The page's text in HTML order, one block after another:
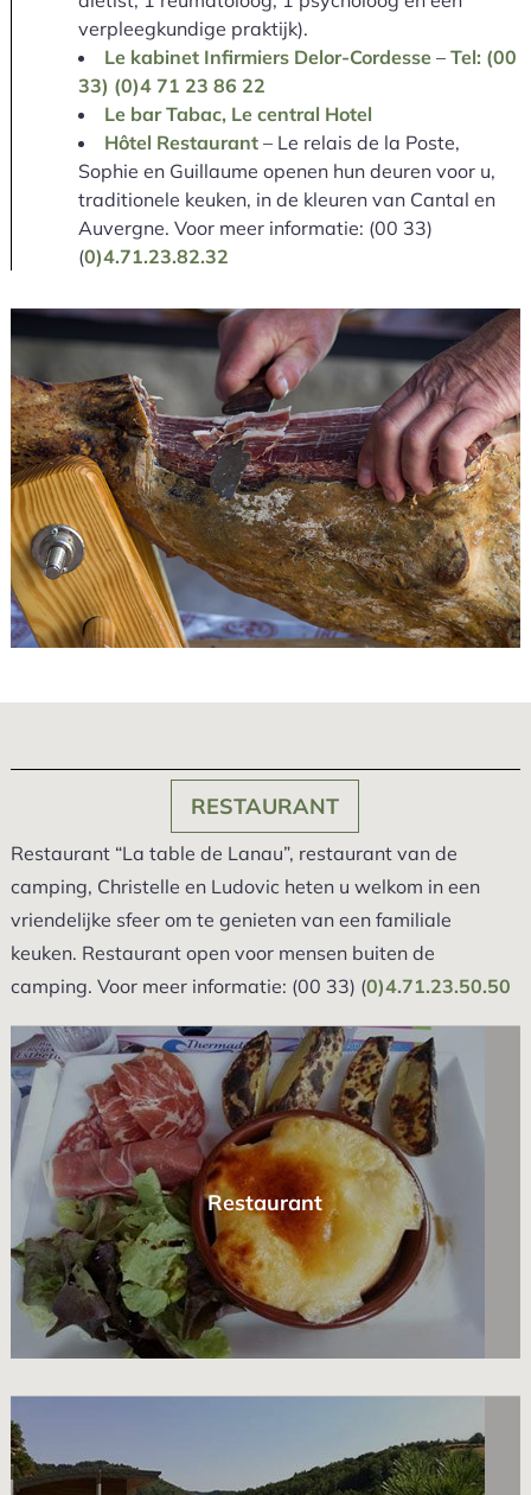
verpleegkundige praktijk).
Le kabinet Infirmiers Delor-Cordesse – Tel: (00
33) (0)4 71 23 86 22
Le bar Tabac, Le central Hotel
Hôtel Restaurant– Le relais de la Poste,
Sophie en Guillaume openen hun deuren voor u,
traditionele keuken, in de kleuren van Cantal en
Auvergne. Voor meer informatie: (00 33)
(0)4.71.23.82.32
RESTAURANT
Restaurant “La table de Lanau”, restaurant van de
camping, Christelle en Ludovic heten u welkom in een
vriendelijke sfeer om te genieten van een familiale
keuken. Restaurant open voor mensen buiten de
camping. Voor meer informatie: (00 33) (0)4.71.23.50.50
Restaurant